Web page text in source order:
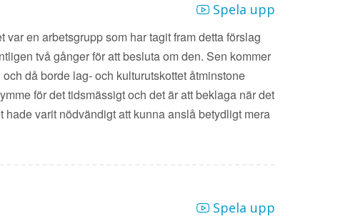
Spela upp
en arbetsgrupp som har tagit fram detta förslag
två gånger för att besluta om den. Sen kommer
då borde lag- och kulturutskottet åtminstone
för det tidsmässigt och det är att beklaga när det
varit nödvändigt att kunna anslå betydligt mera
Spela upp